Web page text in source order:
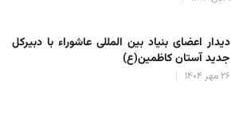
دیدار اعضای بنیاد بین المللی عاشوراء با دبیرکل
جدید آستان کاظمین(ع)
۲۶ مهر ۱۴۰۴